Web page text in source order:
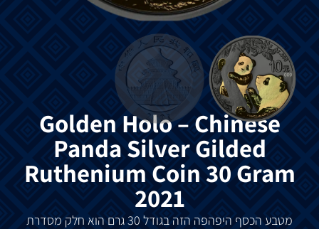
Golden Holo – Chinese
Panda Silver Gilded
Ruthenium Coin 30 Gram
2021
מטבע הכסף היפהפה הזה בגודל 30 גרם הוא חלק מסדרת